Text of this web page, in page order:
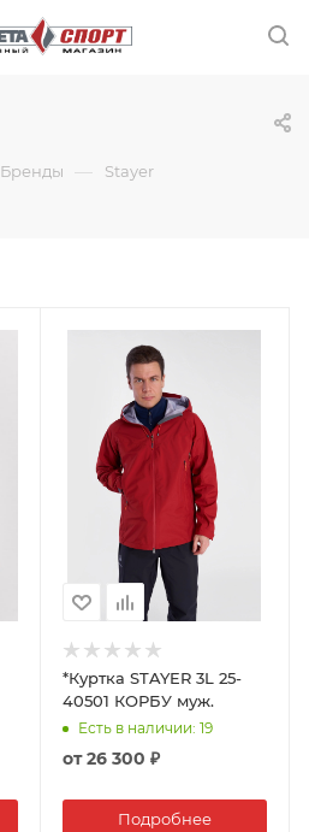
Бренды — Stayer
*Куртка STAYER 3L 25-
40501 КОРБУ муж.
Есть в наличии: 19
от26 300 ₽
Подробнее